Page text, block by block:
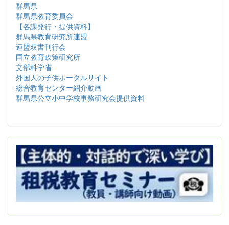
群馬県
群馬県教育委員会
【各課発行・提供資料】
群馬県教育研究所連盟
連盟双書刊行会
国立教育政策研究所
文部科学省
外国人の子供ポータルサイト
総合教育センター紹介動画
群馬県公立小中学校事務研究会提供資料